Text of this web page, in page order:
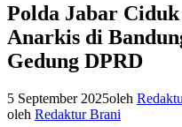
Polda Jabar
Anarkis di
Gedung DPRD
5 September 2025oleh
oleh Redaktur Brani